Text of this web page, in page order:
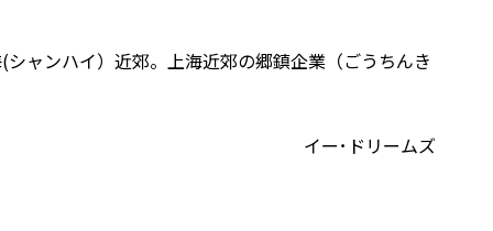
ャンハイ）近郊。上海近郊の郷鎮企業（ごうちんき
イー･ドリームズ